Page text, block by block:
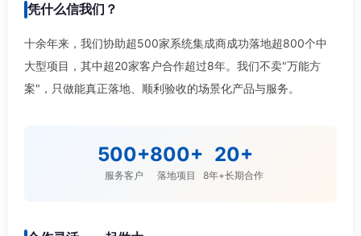
凭什么信我们？
十余年来，我们协助超500家系统集成商成功落地超800个中
大型项目，其中超20家客户合作超过8年。我们不卖"万能方
案"，只做能真正落地、顺利验收的场景化产品与服务。
500+
服务客户
800+
落地项目
20+
8年+长期合作